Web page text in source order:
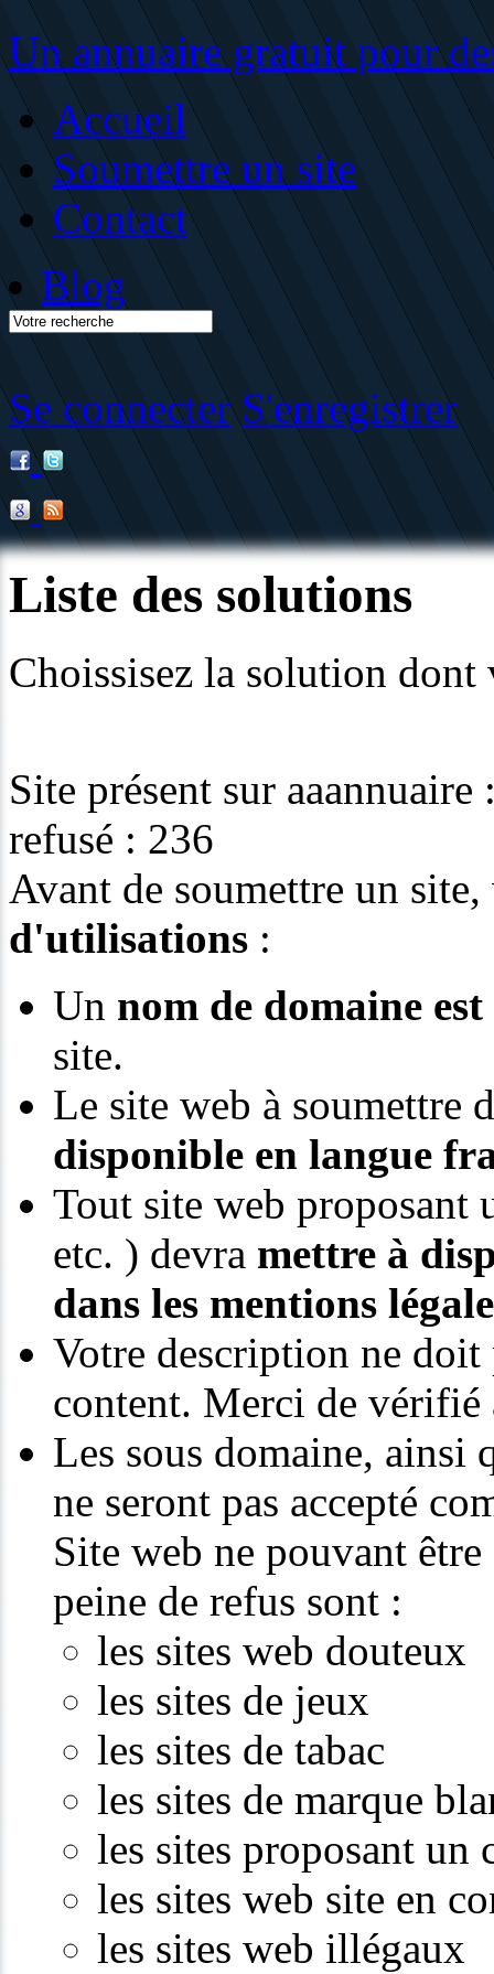
Un annuaire gratuit pour
Accueil
Soumettre un site
Contact
Blog
Se connecter S'enregistrer
Liste des solutions
Choissisez la solution dont
Site présent sur aaannuaire
refusé : 236
Avant de soumettre un
d'utilisations :
Un nom de domaine
site.
Le site web à soumettre
disponible en langue
Tout site web proposant
etc. ) devra mettre à
dans les mentions
Votre description ne
content. Merci de
Les sous domaine, ainsi
ne seront pas accepté
Site web ne pouvant
peine de refus sont :
les sites web douteux
les sites de jeux
les sites de tabac
les sites de marque
les sites proposant un
les sites web site en
les sites web illégaux